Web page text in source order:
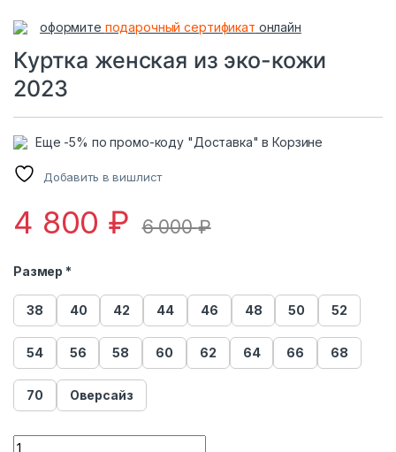
оформите подарочный сертификат онлайн
Куртка женская из эко-кожи
2023
Еще -5% по промо-коду "Доставка" в Корзине
Добавить в вишлист
4 800 ₽ 6 000₽
Размер *
38 40 42 44 46 48 50 52
54 56 58 60 62 64 66 68
70 Оверсайз
Куртка женская из эко-кожи 2023 quantity